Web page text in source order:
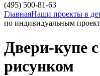
(495) 500-81-63
ГлавнаяНаши проекты в
по индивидуальным
Двери-купе
рисунком